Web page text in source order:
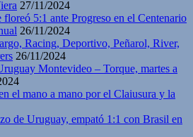
27/11/2024
floreó 5:1 ante Progreso en el Centenario
26/11/2024
Racing, Deportivo, Peñarol, River,
26/11/2024
Montevideo – Torque, martes a
el mano a mano por el Claiusura y la
de Uruguay, empató 1:1 con Brasil en